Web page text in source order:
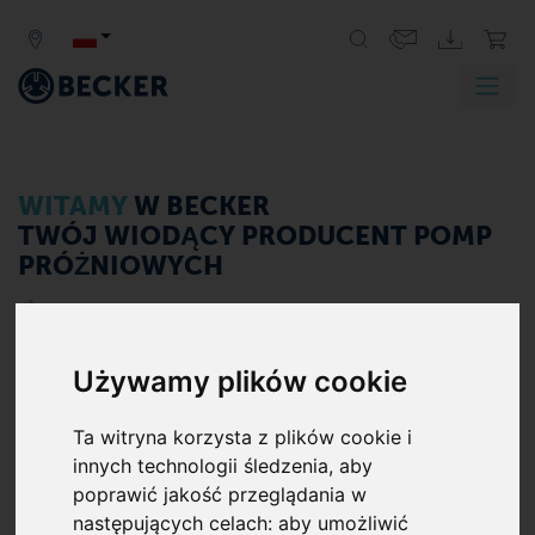
Używamy plików cookie
Ta witryna korzysta z plików cookie i
innych technologii śledzenia, aby
poprawić jakość przeglądania w
następujących celach:aby umożliwić
WITAMY W BECKER
TWÓJ WIODĄCY PRODUCENT POMP
PRÓŻNIOWYCH
próżniowych, systemów
próżniowych i sprężarek
Odkryj naszą gamę produktów